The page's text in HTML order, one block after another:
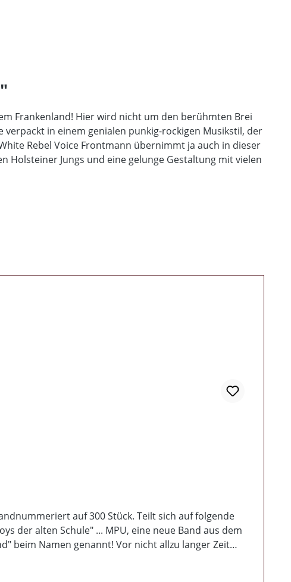
Frankenland! Hier wird nicht um den berühmten Brei
in einem genialen punkig-rockigen Musikstil, der
Rebel Voice Frontmann übernimmt ja auch in dieser
Holsteiner Jungs und eine gelunge Gestaltung mit vielen
auf 300 Stück. Teilt sich auf folgende
der alten Schule" ... MPU, eine neue Band aus dem
beim Namen genannt! Vor nicht allzu langer Zeit